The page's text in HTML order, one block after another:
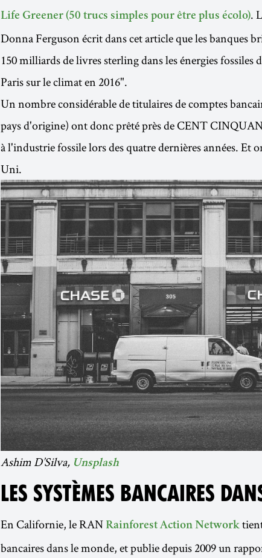
Life Greener (50 trucs simples pour être plus écolo).
Donna Ferguson écrit dans cet article que les banques
150 milliards de livres sterling dans les énergies
Paris sur le climat en 2016".
Un nombre considérable de titulaires de comptes
pays d'origine) ont donc prêté près de CENT
à l'industrie fossile lors des quatre dernières années. Et
Uni.
Ashim D’Silva, Unsplash
LES SYSTÈMES BANCAIRES
En Californie, le RAN Rainforest Action Network
bancaires dans le monde, et publie depuis 2009 un